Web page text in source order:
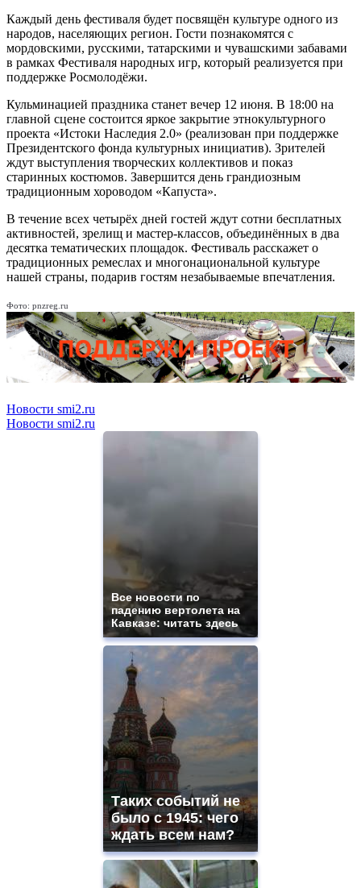
Каждый день фестиваля будет посвящён культуре одного из
народов, населяющих регион. Гости познакомятся с
мордовскими, русскими, татарскими и чувашскими забавами
в рамках Фестиваля народных игр, который реализуется при
поддержке Росмолодёжи.
Кульминацией праздника станет вечер 12 июня. В 18:00 на
главной сцене состоится яркое закрытие этнокультурного
проекта «Истоки Наследия 2.0» (реализован при поддержке
Президентского фонда культурных инициатив). Зрителей
ждут выступления творческих коллективов и показ
старинных костюмов. Завершится день грандиозным
традиционным хороводом «Капуста».
В течение всех четырёх дней гостей ждут сотни бесплатных
активностей, зрелищ и мастер-классов, объединённых в два
десятка тематических площадок. Фестиваль расскажет о
традиционных ремеслах и многонациональной культуре
нашей страны, подарив гостям незабываемые впечатления.
Фото: pnzreg.ru
Новости smi2.ru
Новости smi2.ru
Все новости по
падению вертолета на
Кавказе: читать здесь
Таких событий не
было с 1945: чего
ждать всем нам?